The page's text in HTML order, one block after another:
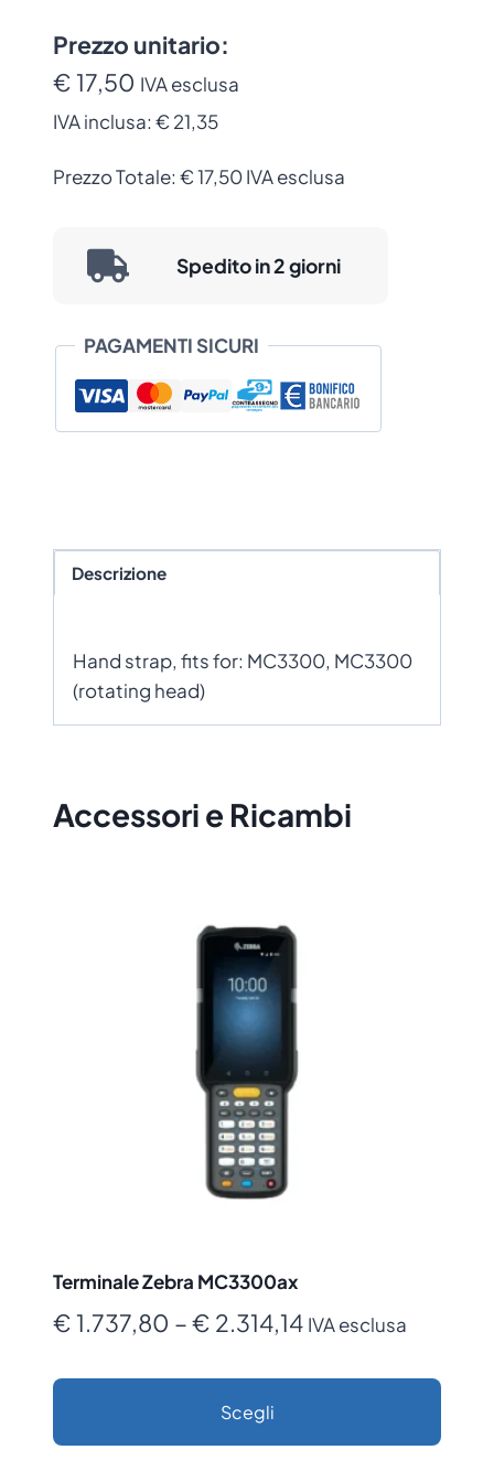
Prezzo unitario:
€ 17,50 IVA esclusa
IVA inclusa: € 21,35
Prezzo Totale: €17,50IVA esclusa
Spedito in 2 giorni
PAGAMENTI SICURI
Descrizione
Hand strap, fits for: MC3300, MC3300
(rotating head)
Accessori e Ricambi
Terminale Zebra MC3300ax
€ 1.737,80 –€ 2.314,14Fascia
IVA esclusa
Scegli